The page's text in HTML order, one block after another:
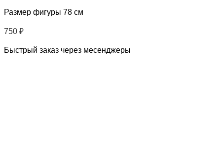
Размер фигуры 78 см
750 ₽
Быстрый заказ через месенджеры